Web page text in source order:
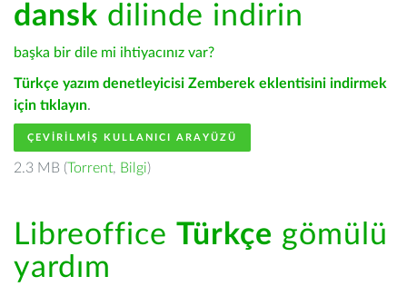
dansk dilinde indirin
başka bir dile mi ihtiyacınız var?
Türkçe yazım denetleyicisi Zemberek eklentisini indirmek
için tıklayın.
ÇEVIRILMIŞ KULLANICI ARAYÜZÜ
2.3 MB (Torrent, Bilgi)
Libreoffice Türkçe gömülü
yardım